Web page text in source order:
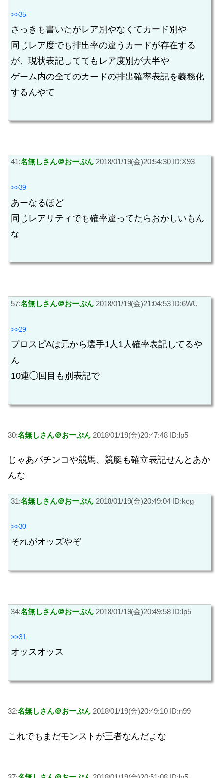
>>35
さっきも書いたがレア別やなくてカード別や
同じレア度でも排出率の違うカードが存在する
が、現状表記しててもレア度別が大半や
ゲーム内の全てのカードの排出確率表記を義務化
するんやて
41:名無しさん＠おーぷん 2018/01/19(金)20:54:30 ID:X93
>>39
あーなるほど
同じレアリティでも確率違ってたらおかしいもん
な
57:名無しさん＠おーぷん 2018/01/19(金)21:04:53 ID:6WU
>>29
プロスピAは元から選手1人1人確率表記してるや
ん
10連◯回目も別表記で
30:名無しさん＠おーぷん 2018/01/19(金)20:47:48 ID:lp5
じゃあパチンコや競馬、競艇も確立表記せんとあか
んな
31:名無しさん＠おーぷん 2018/01/19(金)20:49:04 ID:kcg
>>30
それがオッズやぞ
34:名無しさん＠おーぷん 2018/01/19(金)20:49:58 ID:lp5
>>31
オッスオッス
32:名無しさん＠おーぷん 2018/01/19(金)20:49:10 ID:n99
これでもまだモンストが王者なんだよな